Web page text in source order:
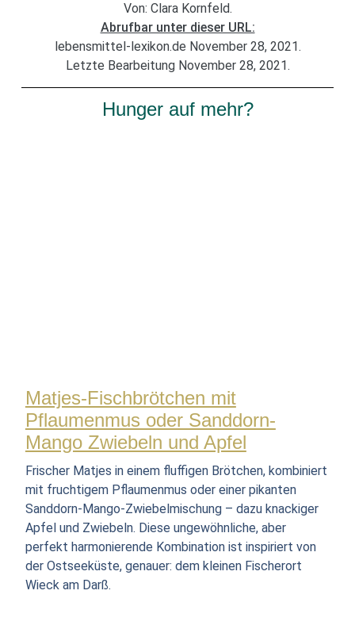
Von: Clara Kornfeld.
Abrufbar unter dieser URL:
lebensmittel-lexikon.de November 28, 2021.
Letzte Bearbeitung November 28, 2021.
Hunger auf mehr?
Matjes-Fischbrötchen mit
Pflaumenmus oder Sanddorn-
Mango Zwiebeln und Apfel
Frischer Matjes in einem fluffigen Brötchen, kombiniert
mit fruchtigem Pflaumenmus oder einer pikanten
Sanddorn-Mango-Zwiebelmischung – dazu knackiger
Apfel und Zwiebeln. Diese ungewöhnliche, aber
perfekt harmonierende Kombination ist inspiriert von
der Ostseeküste, genauer: dem kleinen Fischerort
Wieck am Darß.